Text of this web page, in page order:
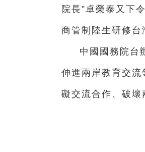
院長”卓榮泰又下
商管制陸生研修台
中國國務院台
伸進兩岸教育交流
礙交流合作、破